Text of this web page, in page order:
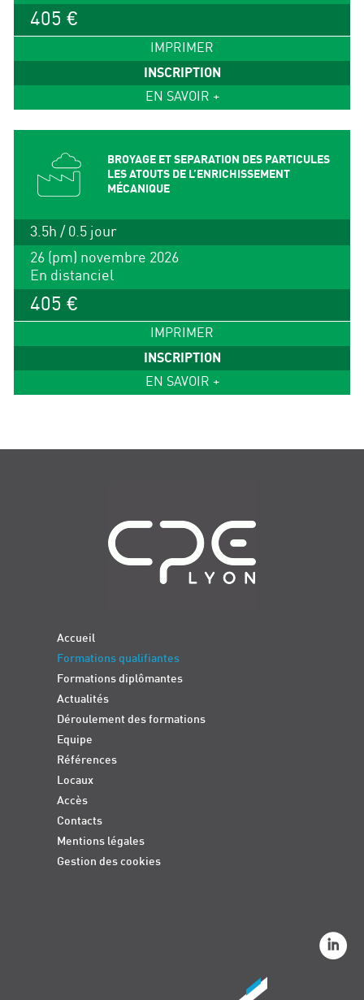
405 €
IMPRIMER
INSCRIPTION
EN SAVOIR +
BROYAGE ET SEPARATION DES PARTICULES
LES ATOUTS DE L’ENRICHISSEMENT
MÉCANIQUE
3.5h / 0.5 jour
26 (pm) novembre 2026
En distanciel
405 €
IMPRIMER
INSCRIPTION
EN SAVOIR +
Accueil
Formations qualifiantes
Formations diplômantes
Actualités
Déroulement des formations
Equipe
Références
Locaux
Accès
Contacts
Mentions légales
Gestion des cookies